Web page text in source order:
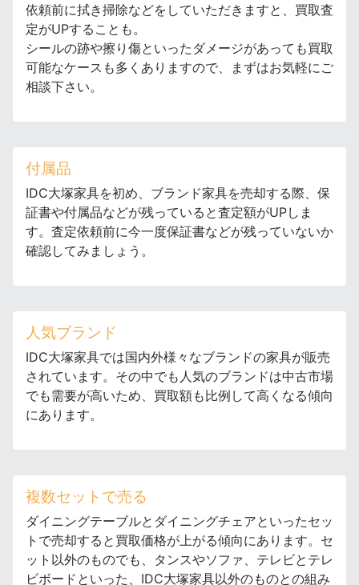
依頼前に拭き掃除などをしていただきますと、買取査
定がUPすることも。
シールの跡や擦り傷といったダメージがあっても買取
可能なケースも多くありますので、まずはお気軽にご
相談下さい。
付属品
IDC大塚家具を初め、ブランド家具を売却する際、保
証書や付属品などが残っていると査定額がUPしま
す。査定依頼前に今一度保証書などが残っていないか
確認してみましょう。
人気ブランド
IDC大塚家具では国内外様々なブランドの家具が販売
されています。その中でも人気のブランドは中古市場
でも需要が高いため、買取額も比例して高くなる傾向
にあります。
複数セットで売る
ダイニングテーブルとダイニングチェアといったセッ
トで売却すると買取価格が上がる傾向にあります。セ
ット以外のものでも、タンスやソファ、テレビとテレ
ビボードといった、IDC大塚家具以外のものとの組み